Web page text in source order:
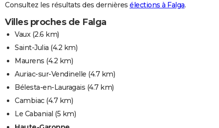
Consultez les résultats des dernières élections à Falga.
Villes proches de Falga
Vaux(2.6 km)
Saint-Julia (4.2 km)
Maurens (4.2 km)
Auriac-sur-Vendinelle (4.7 km)
Bélesta-en-Lauragais (4.7 km)
Cambiac(4.7 km)
Le Cabanial (5 km)